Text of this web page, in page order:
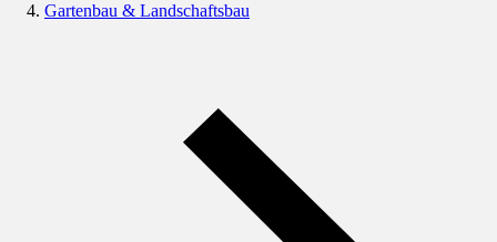
Gartenbau & Landschaftsbau